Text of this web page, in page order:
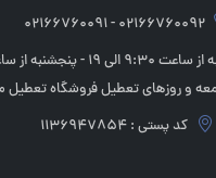
02166760092 - 02166760091
کد پستی : 1136947854